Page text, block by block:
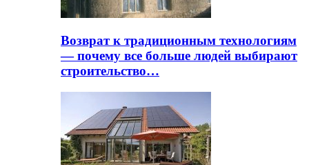
Возврат к традиционным технологиям
— почему все больше людей выбирают
строительство…